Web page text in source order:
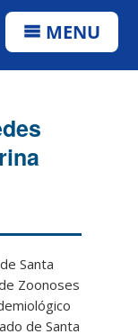
MENU
Santa
Zoonoses
de Santa